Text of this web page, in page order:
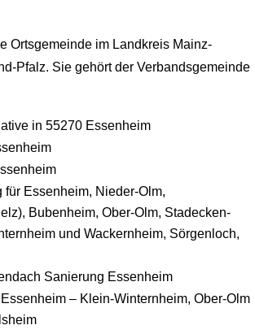
Ortsgemeinde im Landkreis Mainz-
Pfalz. Sie gehört der Verbandsgemeinde
in 55270 Essenheim
für Essenheim, Nieder-Olm,
Bubenheim, Ober-Olm, Stadecken-
und Wackernheim, Sörgenloch,
Sanierung Essenheim
– Klein-Winternheim, Ober-Olm